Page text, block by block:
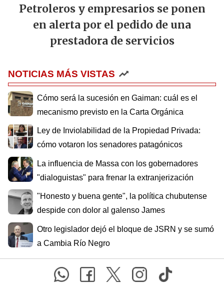
Petroleros y empresarios se ponen
en alerta por el pedido de una
prestadora de servicios
NOTICIAS MÁS VISTAS
Cómo será la sucesión en Gaiman: cuál es el
mecanismo previsto en la Carta Orgánica
Ley de Inviolabilidad de la Propiedad Privada:
cómo votaron los senadores patagónicos
La influencia de Massa con los gobernadores
"dialoguistas" para frenar la extranjerización
"Honesto y buena gente", la política chubutense
despide con dolor al galenso James
Otro legislador dejó el bloque de JSRN y se sumó
a Cambia Río Negro